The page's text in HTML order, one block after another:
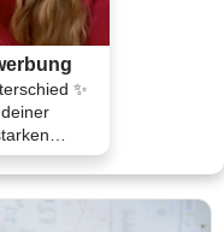
✨